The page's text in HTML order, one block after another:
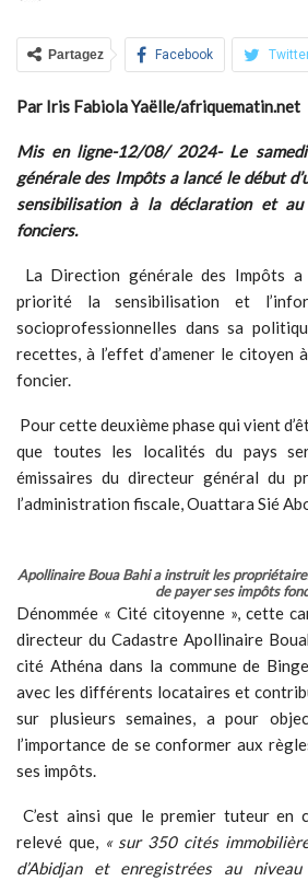
Partagez Facebook
Par Iris Fabiola Yaëlle/afriquematin.net
Mis en ligne-12/08/ 2024- Le
générale des Impôts a lancé le début
sensibilisation à la déclaration et au
fonciers.
La Direction générale des Impôts a
priorité la sensibilisation et
socioprofessionnelles dans sa
recettes, à l’effet d’amener le citoyen
foncier.
Pour cette deuxième phase qui vient
que toutes les localités du pays
émissaires du directeur général du
l’administration fiscale, Ouattara Sié
Apollinaire Boua Bahi a instruit les
de payer ses impôts
Dénommée « Cité citoyenne », cette
directeur du Cadastre Apollinaire
cité Athéna dans la commune de
avec les différents locataires et
sur plusieurs semaines, a pour
l’importance de se conformer aux
ses impôts.
C’est ainsi que le premier tuteur en
relevé que, « sur 350 cités
d’Abidjan et enregistrées au